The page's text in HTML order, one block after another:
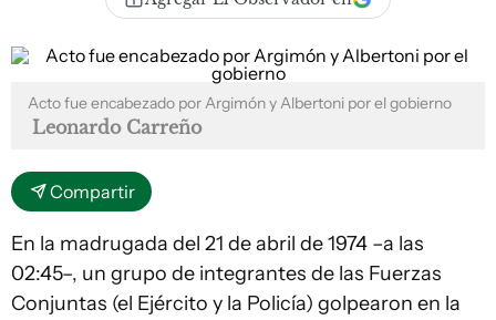
Acto fue encabezado por Argimón y Albertoni por el gobierno
Leonardo Carreño
Compartir
En la madrugada del 21 de abril de 1974 –a las
02:45–, un grupo de integrantes de las Fuerzas
Conjuntas (el Ejército y la Policía) golpearon en la